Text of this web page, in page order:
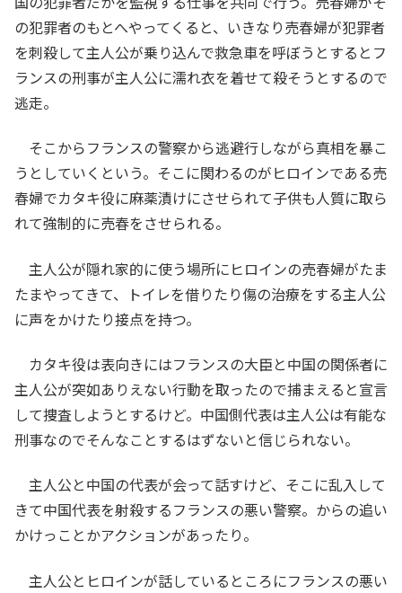
の犯罪者のもとへやってくると、いきなり売春婦が犯罪者
を刺殺して主人公が乗り込んで救急車を呼ぼうとするとフ
ランスの刑事が主人公に濡れ衣を着せて殺そうとするので
逃走。
そこからフランスの警察から逃避行しながら真相を暴こ
うとしていくという。そこに関わるのがヒロインである売
春婦でカタキ役に麻薬漬けにさせられて子供も人質に取ら
れて強制的に売春をさせられる。
主人公が隠れ家的に使う場所にヒロインの売春婦がたま
たまやってきて、トイレを借りたり傷の治療をする主人公
に声をかけたり接点を持つ。
カタキ役は表向きにはフランスの大臣と中国の関係者に
主人公が突如ありえない行動を取ったので捕まえると宣言
して捜査しようとするけど。中国側代表は主人公は有能な
刑事なのでそんなことするはずないと信じられない。
主人公と中国の代表が会って話すけど、そこに乱入して
きて中国代表を射殺するフランスの悪い警察。からの追い
かけっことかアクションがあったり。
主人公とヒロインが話しているところにフランスの悪い